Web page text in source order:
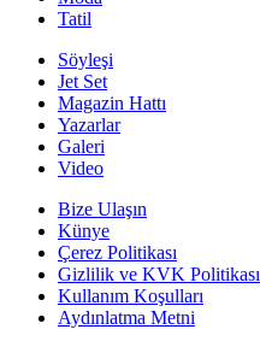
Tatil
Söyleşi
Jet Set
Magazin Hattı
Yazarlar
Galeri
Video
Bize Ulaşın
Künye
Çerez Politikası
Gizlilik ve KVK Politikası
Kullanım Koşulları
Aydınlatma Metni